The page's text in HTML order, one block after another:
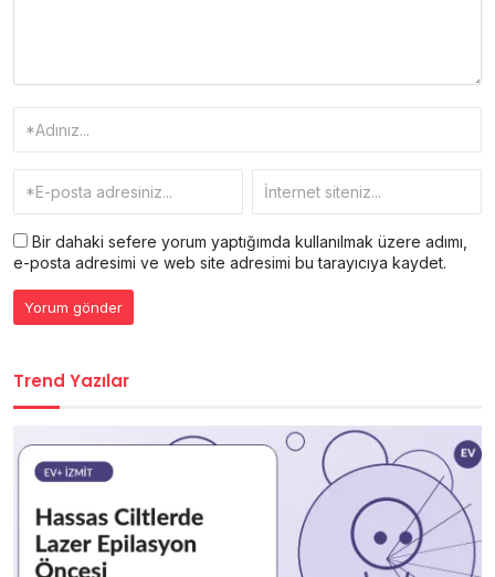
Bir dahaki sefere yorum yaptığımda kullanılmak üzere adımı,
e-posta adresimi ve web site adresimi bu tarayıcıya kaydet.
Trend Yazılar